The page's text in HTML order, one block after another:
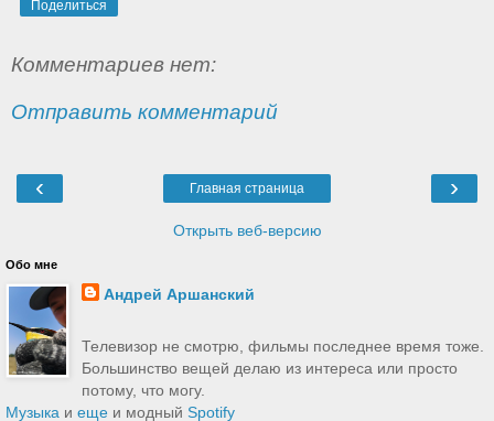
Поделиться
Комментариев нет:
Отправить комментарий
‹ ›
Главная страница
Открыть веб-версию
Обо мне
Андрей Аршанский
Телевизор не смотрю, фильмы последнее время тоже.
Большинство вещей делаю из интереса или просто
потому, что могу.
Музыка и еще и модный Spotify